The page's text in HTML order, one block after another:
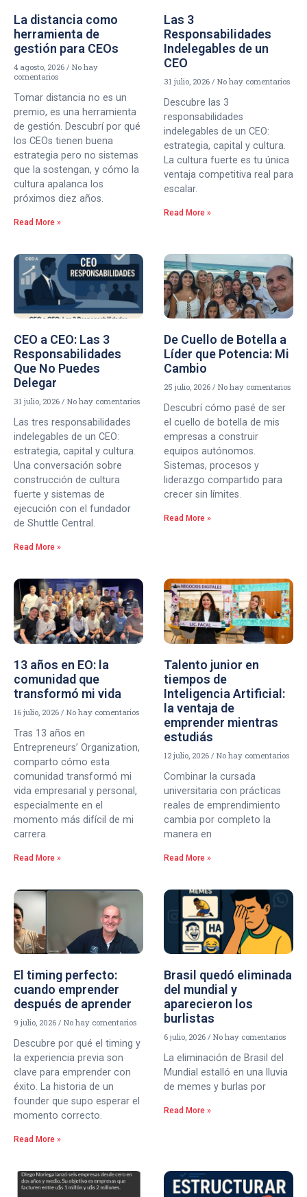
La distancia como
herramienta de
gestión para CEOs
4 agosto, 2026
No hay
comentarios
Tomar distancia no es un
premio, es una herramienta
de gestión. Descubrí por qué
los CEOs tienen buena
estrategia pero no sistemas
que la sostengan, y cómo la
cultura apalanca los
próximos diez años.
Read More »
Las 3
Responsabilidades
Indelegables de un
CEO
31 julio, 2026 No hay comentarios
Descubre las 3
responsabilidades
indelegables de un CEO:
estrategia, capital y cultura.
La cultura fuerte es tu única
ventaja competitiva real para
escalar.
Read More »
CEO a CEO: Las 3
Responsabilidades
Que No Puedes
Delegar
31 julio, 2026 No hay comentarios
Las tres responsabilidades
indelegables de un CEO:
estrategia, capital y cultura.
Una conversación sobre
construcción de cultura
fuerte y sistemas de
ejecución con el fundador
de Shuttle Central.
Read More »
De Cuello de Botella a
Líder que Potencia: Mi
Cambio
25 julio, 2026 No hay comentarios
Descubrí cómo pasé de ser
el cuello de botella de mis
empresas a construir
equipos autónomos.
Sistemas, procesos y
liderazgo compartido para
crecer sin límites.
Read More »
13 años en EO: la
comunidad que
transformó mi vida
16 julio, 2026 No hay comentarios
Tras 13 años en
Entrepreneurs’ Organization,
comparto cómo esta
comunidad transformó mi
vida empresarial y personal,
especialmente en el
momento más difícil de mi
carrera.
Read More »
Talento junior en
tiempos de
Inteligencia Artificial:
la ventaja de
emprender mientras
estudiás
12 julio, 2026 No hay comentarios
Combinar la cursada
universitaria con prácticas
reales de emprendimiento
cambia por completo la
manera en
Read More »
El timing perfecto:
cuando emprender
después de aprender
9 julio, 2026 No hay comentarios
Descubre por qué el timing y
la experiencia previa son
clave para emprender con
éxito. La historia de un
founder que supo esperar el
momento correcto.
Read More »
Brasil quedó eliminada
del mundial y
aparecieron los
burlistas
6 julio, 2026 No hay comentarios
La eliminación de Brasil del
Mundial estalló en una lluvia
de memes y burlas por
Read More »